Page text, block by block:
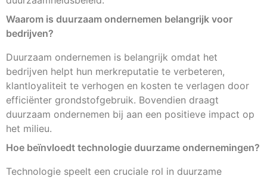
Waarom is duurzaam ondernemen belangrijk voor
bedrijven?
Duurzaam ondernemen is belangrijk omdat het
bedrijven helpt hun merkreputatie te verbeteren,
klantloyaliteit te verhogen en kosten te verlagen door
efficiënter grondstofgebruik. Bovendien draagt
duurzaam ondernemen bij aan een positieve impact op
het milieu.
Hoe beïnvloedt technologie duurzame ondernemingen?
Technologie speelt een cruciale rol in duurzame